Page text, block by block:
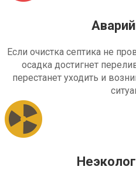
Если очистка септика не
осадка достигнет
перестанет уходить и